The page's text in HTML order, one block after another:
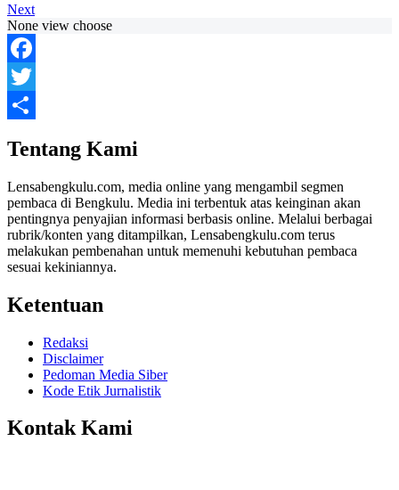
Next
None view choose
Facebook
Twitter
Tentang Kami
Lensabengkulu.com, media online yang mengambil segmen
pembaca di Bengkulu. Media ini terbentuk atas keinginan akan
pentingnya penyajian informasi berbasis online. Melalui berbagai
rubrik/konten yang ditampilkan, Lensabengkulu.com terus
melakukan pembenahan untuk memenuhi kebutuhan pembaca
sesuai kekiniannya.
Ketentuan
Redaksi
Disclaimer
Pedoman Media Siber
Kode Etik Jurnalistik
Kontak Kami